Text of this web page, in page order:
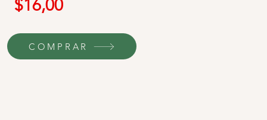
$16,00Precio
COMPRAR